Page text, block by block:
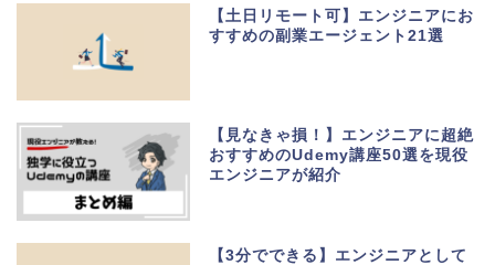
【土日リモート可】エンジニアにお
すすめの副業エージェント21選
【見なきゃ損！】エンジニアに超絶
おすすめのUdemy講座50選を現役
エンジニアが紹介
【3分でできる】エンジニアとして